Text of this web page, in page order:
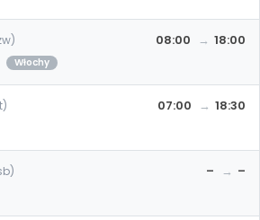
Włochy
08:00 18:00
07:00 18:30
– –